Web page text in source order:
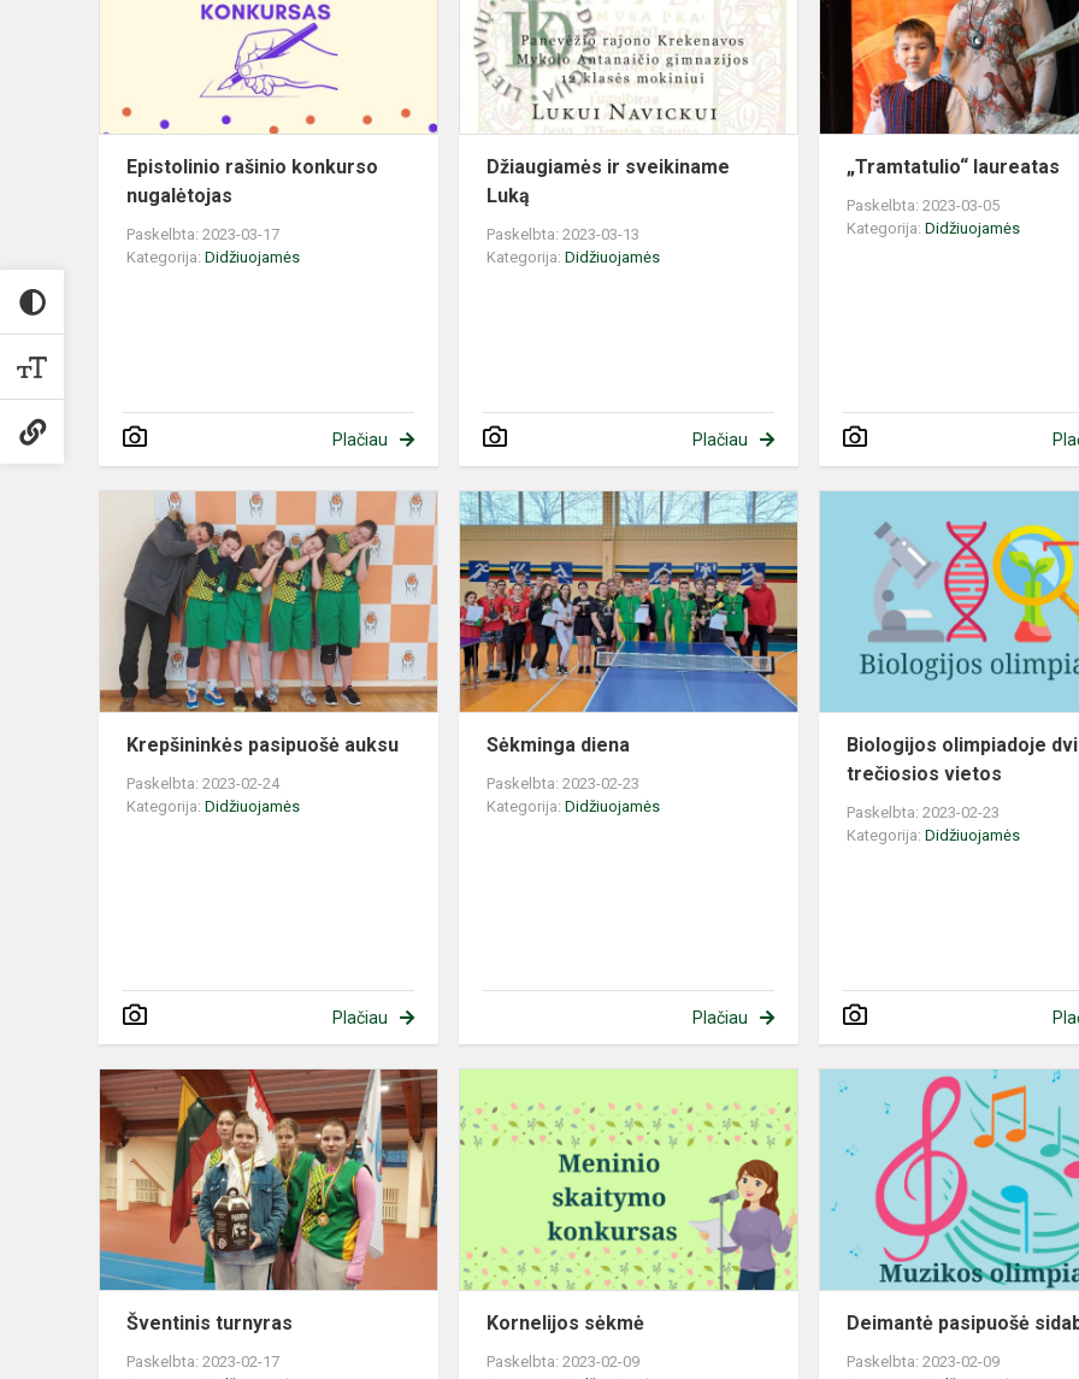
nugalėtojas
Epistolinio rašinio konkurso
nugalėtojas
Paskelbta: 2023-03-17
Kategorija: Didžiuojamės
Plačiau
Luką
Džiaugiamės ir sveikiname
Luką
Paskelbta: 2023-03-13
Kategorija:Didžiuojamės
Plačiau
„Tramtatulio“ laureatas
Paskelbta: 2023-03-05
Kategorija:Didžiuojamės
Krepšininkės
pasipuošė
auksu
Krepšininkės pasipuošė auksu
Paskelbta: 2023-02-24
Kategorija: Didžiuojamės
Plačiau
Sėkminga
diena
Sėkminga diena
Paskelbta: 2023-02-23
Kategorija:Didžiuojamės
Plačiau
Biologijos olimpiadoje dvi
trečiosios vietos
Paskelbta: 2023-02-23
Kategorija:Didžiuojamės
Šventinis
turnyras
Šventinis turnyras
Paskelbta: 2023-02-17
Kornelijos
Kornelijos sėkmė
Paskelbta: 2023-02-09
Deimantė pasipuošė
Paskelbta: 2023-02-09